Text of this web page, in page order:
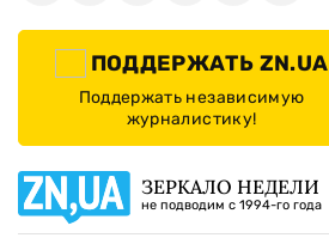
ПОДДЕРЖАТЬ ZN.UA
Поддержать независимую
журналистику!
ЗЕРКАЛО НЕДЕЛИ
не подводим с 1994-го года